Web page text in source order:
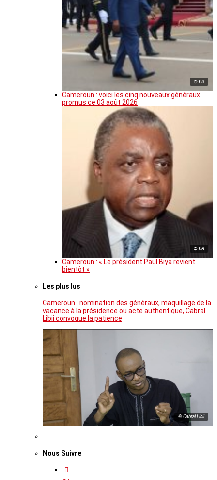
© DR
Cameroun : voici les cinq nouveaux généraux
promus ce 03 août 2026
© DR
Cameroun : « Le président Paul Biya revient
bientôt »
Les plus lus
Cameroun : nomination des généraux, maquillage de la
vacance à la présidence ou acte authentique, Cabral
Libii convoque la patience
© Cabral Libii
Nous Suivre